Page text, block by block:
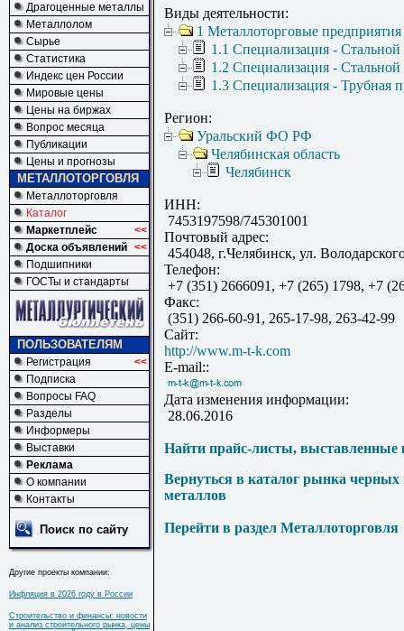
Драгоценные металлы
Металлолом
Сырье
Статистика
Индекс цен России
Мировые цены
Цены на биржах
Вопрос месяца
Публикации
Цены и прогнозы
МЕТАЛЛОТОРГОВЛЯ
Металлоторговля
Каталог
Маркетплейс
<<
Доска объявлений <<
Подшипники
ГОСТы и стандарты
ПОЛЬЗОВАТЕЛЯМ
Регистрация
<<
Подписка
Вопросы FAQ
Разделы
Информеры
Выставки
Реклама
О компании
Контакты
Поиск по сайту
Другие проекты компании:
Инфляция в 2026 году в России
Строительство и финансы: новости
и анализ строительного рынка, цены
Виды деятельности:
1 Металлоторговые
1.1 Специализация - Стальной
1.2 Специализация -
1.3 Специализация - Трубная
Регион:
Уральский ФО РФ
Челябинская область
Челябинск
ИНН:
7453197598/745301001
Почтовый адрес:
454048, г.Челябинск, ул.
Телефон:
+7 (351) 2666091, +7 (265) 1798, +7
Факс:
(351) 266-60-91, 265-17-98, 263-42-99
Сайт:
http://www.m-t-k.com
E-mail::
Дата изменения информации:
28.06.2016
Найти прайс-листы, выставленные
Вернуться в каталог рынка
металлов
Перейти в раздел Металлоторговля